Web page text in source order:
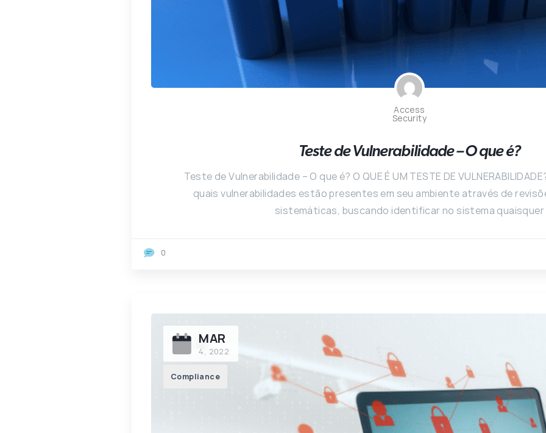
Access
Security
Teste de Vulnerabilidade – O que é?
Teste de Vulnerabilidade – O que é? O QUE É UM TESTE DE
quais vulnerabilidades estão presentes em seu ambiente através de
sistemáticas, buscando identificar no sistema quaisquer
0
MAR
4, 2022
Compliance